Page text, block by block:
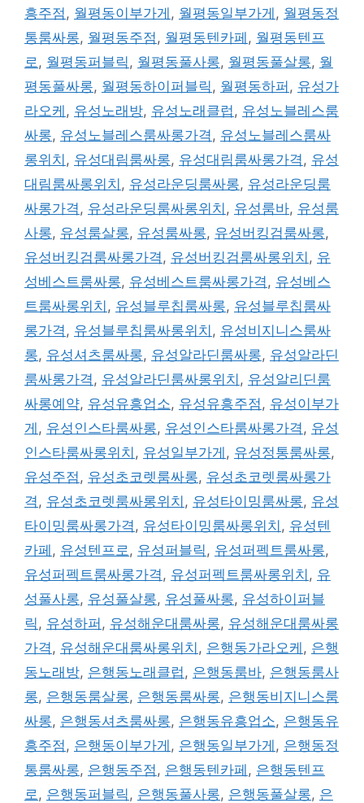
흥주점 , 월평동이부가게 , 월평동일부가게 , 월평동정
통룸싸롱, 월평동주점 , 월평동텐카페 , 월평동텐프
로 , 월평동퍼블릭 , 월평동풀사롱, 월평동풀살롱, 월
평동풀싸롱, 월평동하이퍼블릭 , 월평동하퍼 , 유성가
라오케 , 유성노래방, 유성노래클럽 , 유성노블레스룸
싸롱, 유성노블레스룸싸롱가격 , 유성노블레스룸싸
롱위치 , 유성대림룸싸롱, 유성대림룸싸롱가격 , 유성
대림룸싸롱위치 , 유성라운딩룸싸롱, 유성라운딩룸
싸롱가격 , 유성라운딩룸싸롱위치 , 유성룸바, 유성룸
사롱, 유성룸살롱, 유성룸싸롱, 유성버킹검룸싸롱,
유성버킹검룸싸롱가격 , 유성버킹검룸싸롱위치 , 유
성베스트룸싸롱, 유성베스트룸싸롱가격 , 유성베스
트룸싸롱위치 , 유성블루칩룸싸롱, 유성블루칩룸싸
롱가격 , 유성블루칩룸싸롱위치 , 유성비지니스룸싸
롱, 유성셔츠룸싸롱, 유성알라딘룸싸롱, 유성알라딘
룸싸롱가격 , 유성알라딘룸싸롱위치 , 유성알리딘룸
싸롱예약, 유성유흥업소, 유성유흥주점 , 유성이부가
게 , 유성인스타룸싸롱, 유성인스타룸싸롱가격 , 유성
인스타룸싸롱위치 , 유성일부가게 , 유성정통룸싸롱,
유성주점 , 유성초코렛룸싸롱, 유성초코렛룸싸롱가
격 , 유성초코렛룸싸롱위치 , 유성타이밍룸싸롱, 유성
타이밍룸싸롱가격 , 유성타이밍룸싸롱위치 , 유성텐
카페 , 유성텐프로 , 유성퍼블릭 , 유성퍼펙트룸싸롱,
유성퍼펙트룸싸롱가격 , 유성퍼펙트룸싸롱위치 , 유
성풀사롱, 유성풀살롱, 유성풀싸롱, 유성하이퍼블
릭 , 유성하퍼 , 유성해운대룸싸롱, 유성해운대룸싸롱
가격 , 유성해운대룸싸롱위치 , 은행동가라오케 , 은행
동노래방, 은행동노래클럽 , 은행동룸바, 은행동룸사
롱, 은행동룸살롱, 은행동룸싸롱, 은행동비지니스룸
싸롱, 은행동셔츠룸싸롱, 은행동유흥업소, 은행동유
흥주점 , 은행동이부가게 , 은행동일부가게 , 은행동정
통룸싸롱, 은행동주점 , 은행동텐카페 , 은행동텐프
로 , 은행동퍼블릭 , 은행동풀사롱, 은행동풀살롱, 은